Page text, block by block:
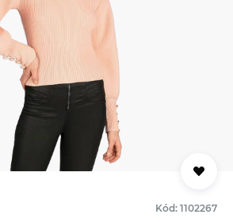
Kód: 1102267